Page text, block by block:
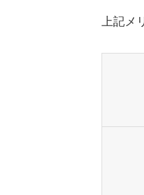
上記